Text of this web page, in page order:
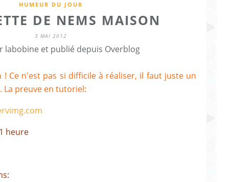
HUMEUR DU JOUR
DE NEMS MAISON
3 MAI 2012
labobine et publié depuis Overblog
! Ce n'est pas si difficile à réaliser, il faut juste un
La preuve en tutoriel:
1 heure